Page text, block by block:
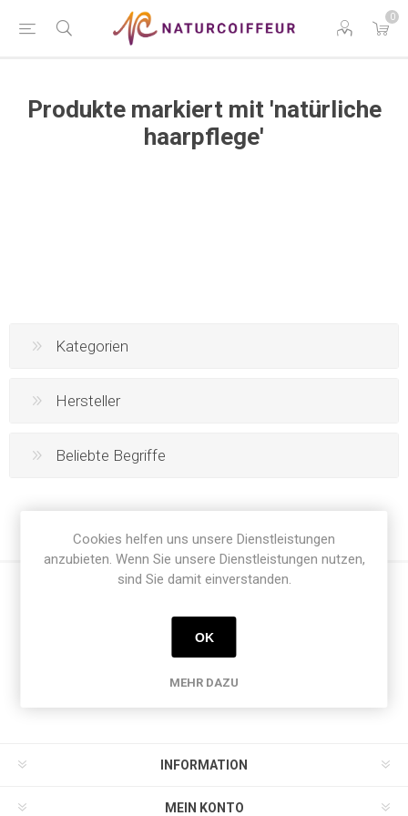
0
Produkte markiert mit 'natürliche
haarpflege'
Kategorien
Hersteller
Beliebte Begriffe
Newsletter
INFORMATION
MEIN KONTO
Cookies helfen uns unsere Dienstleistungen
anzubieten. Wenn Sie unsere Dienstleistungen nutzen,
sind Sie damit einverstanden.
OK
MEHR DAZU